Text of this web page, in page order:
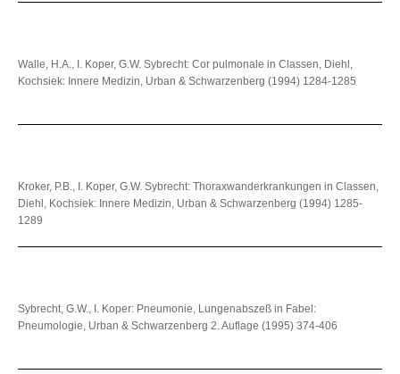
Walle, H.A., I. Koper, G.W. Sybrecht: Cor pulmonale in Classen, Diehl,
Kochsiek: Innere Medizin, Urban & Schwarzenberg (1994) 1284-1285
Kroker, P.B., I. Koper, G.W. Sybrecht: Thoraxwanderkrankungen in Classen,
Diehl, Kochsiek: Innere Medizin, Urban & Schwarzenberg (1994) 1285-
1289
Sybrecht, G.W., I. Koper: Pneumonie, Lungenabszeß in Fabel:
Pneumologie, Urban & Schwarzenberg 2. Auflage (1995) 374-406